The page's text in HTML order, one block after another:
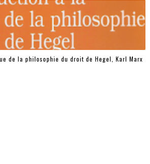
de la philosophie du droit de Hegel, Karl Marx